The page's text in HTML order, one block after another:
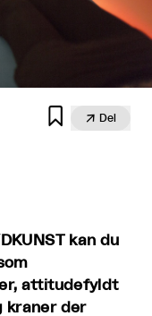
  Del
kan du
attitudefyldt
kraner der